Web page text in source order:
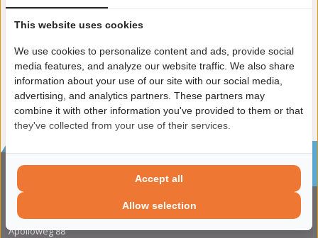
Materiaal:Keramiek
Enkel in combinatie met:FK90763
Product in orde:
Controleteken:E9-103R
Sinds 2002 de specialist in katalysatoren en
roetfilters
CONTACTGEGVENS
ADRES
Apolloweg 88
This website uses cookies
We use cookies to personalize content and ads, provide social
media features, and analyze our website traffic. We also share
information about your use of our site with our social media,
advertising, and analytics partners. These partners may
combine it with other information you've provided to them or that
they've collected from your use of their services.
Allow selection
Accept all